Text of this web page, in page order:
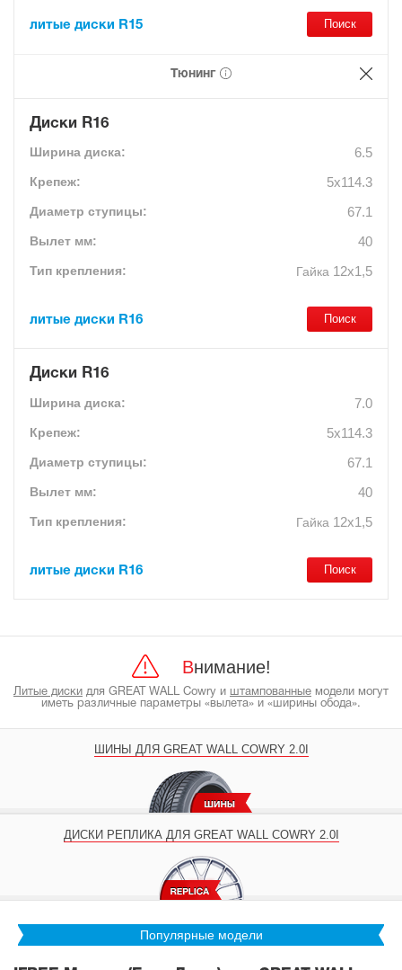
литые диски R15
Тюнинг
Диски R16
6.5
5x114.3
67.1
40
Гайка 12х1,5
литые диски R16
Диски R16
7.0
5x114.3
67.1
40
Гайка 12х1,5
литые диски R16
Внимание!
Литые диски для GREAT WALL Cowry и штампованные модели могут
иметь различные параметры «вылета» и «ширины обода».
ШИНЫ ДЛЯ GREAT WALL COWRY 2.0I
ДИСКИ РЕПЛИКА ДЛЯ GREAT WALL COWRY 2.0I
Популярные модели